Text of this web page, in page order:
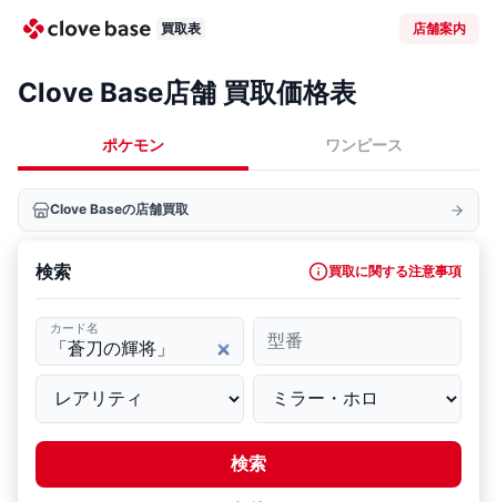
買取表 店舗案内
Clove Base店舗 買取価格表
ポケモン ワンピース
Clove Baseの店舗買取
検索 買取に関する注意事項
カード名
型番
検索